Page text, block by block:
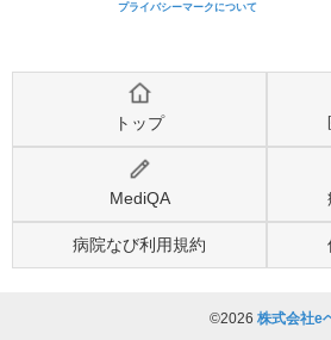
プライバシーマークについて
トップ
MediQA
病院なび利用規約
©2026 株式会社e